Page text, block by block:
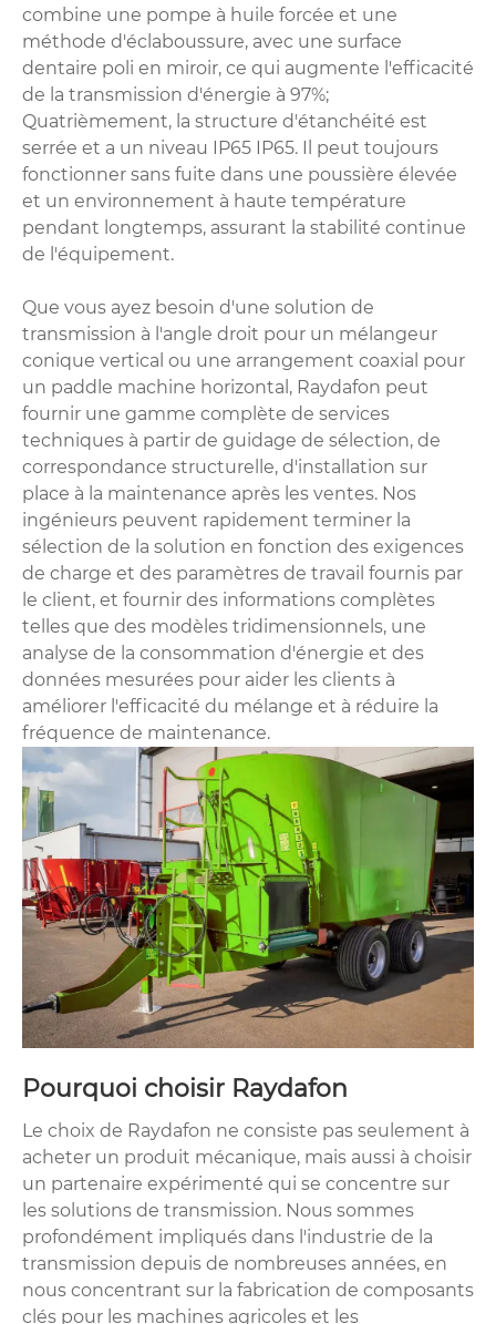
combine une pompe à huile forcée et une
méthode d'éclaboussure, avec une surface
dentaire poli en miroir, ce qui augmente l'efficacité
de la transmission d'énergie à 97%;
Quatrièmement, la structure d'étanchéité est
serrée et a un niveau IP65 IP65. Il peut toujours
fonctionner sans fuite dans une poussière élevée
et un environnement à haute température
pendant longtemps, assurant la stabilité continue
de l'équipement.
Que vous ayez besoin d'une solution de
transmission à l'angle droit pour un mélangeur
conique vertical ou une arrangement coaxial pour
un paddle machine horizontal, Raydafon peut
fournir une gamme complète de services
techniques à partir de guidage de sélection, de
correspondance structurelle, d'installation sur
place à la maintenance après les ventes. Nos
ingénieurs peuvent rapidement terminer la
sélection de la solution en fonction des exigences
de charge et des paramètres de travail fournis par
le client, et fournir des informations complètes
telles que des modèles tridimensionnels, une
analyse de la consommation d'énergie et des
données mesurées pour aider les clients à
améliorer l'efficacité du mélange et à réduire la
fréquence de maintenance.
Pourquoi choisir Raydafon
Le choix de Raydafon ne consiste pas seulement à
acheter un produit mécanique, mais aussi à choisir
un partenaire expérimenté qui se concentre sur
les solutions de transmission. Nous sommes
profondément impliqués dans l'industrie de la
transmission depuis de nombreuses années, en
nous concentrant sur la fabrication de composants
clés pour les machines agricoles et les